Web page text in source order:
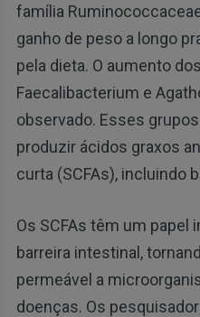
família
ganho de peso a longo
pela dieta. O aumento
Faecalibacterium e
observado. Esses
produzir ácidos graxos
curta (SCFAs), incluindo
Os SCFAs têm um papel
barreira intestinal,
permeável a
doenças. Os